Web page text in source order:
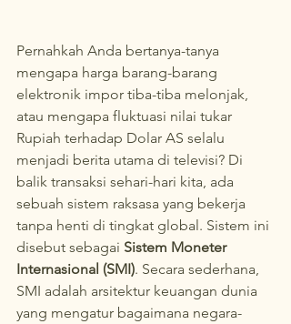
Pernahkah Anda bertanya-tanya
mengapa harga barang-barang
elektronik impor tiba-tiba melonjak,
atau mengapa fluktuasi nilai tukar
Rupiah terhadap Dolar AS selalu
menjadi berita utama di televisi? Di
balik transaksi sehari-hari kita, ada
sebuah sistem raksasa yang bekerja
tanpa henti di tingkat global. Sistem ini
disebut sebagai Sistem Moneter
Internasional (SMI). Secara sederhana,
SMI adalah arsitektur keuangan dunia
yang mengatur bagaimana negara-